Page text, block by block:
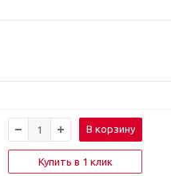
В корзину
Купить в 1 клик